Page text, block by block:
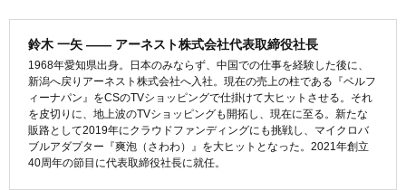
鈴木 一矢 ―― アーネスト株式会社代表取締役社長
1968年愛知県出身。日本のみならず、中国での仕事を経験した後に、
新潟へ戻りアーネスト株式会社へ入社。現在の売上の柱である『ベルフ
ィーナパン』をCSのTVショッピングで仕掛けて大ヒットさせる。それ
を皮切りに、地上波のTVショッピングも開拓し、現在に至る。新たな
販路として2019年にクラウドファンディングにも挑戦し、マイクロバ
ブルアダプター『爽泡（さわわ）』を大ヒットとなった。2021年創立
40周年の節目に代表取締役社長に就任。